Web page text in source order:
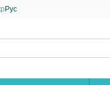
Рус